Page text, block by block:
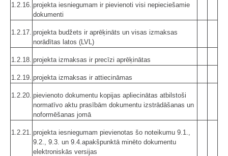
1.2.16. projekta iesniegumam ir pievienoti visi nepieciešamie
dokumenti
1.2.17. projekta budžets ir aprēķināts un visas izmaksas
norādītas latos (LVL)
1.2.18. projekta izmaksas ir precīzi aprēķinātas
1.2.19. projekta izmaksas ir attiecināmas
1.2.20. pievienoto dokumentu kopijas apliecinātas atbilstoši
normatīvo aktu prasībām dokumentu izstrādāšanas un
noformēšanas jomā
1.2.21. projekta iesniegumam pievienotas šo noteikumu 9.1.,
9.2., 9.3. un 9.4.apakšpunktā minēto dokumentu
elektroniskās versijas